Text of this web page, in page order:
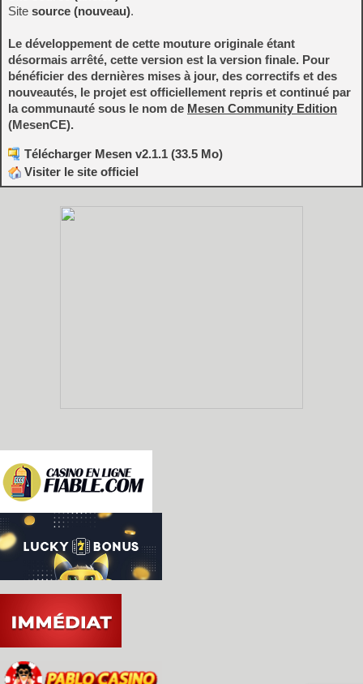
Site source (nouveau).
Le développement de cette mouture originale étant
désormais arrêté, cette version est la version finale. Pour
bénéficier des dernières mises à jour, des correctifs et des
nouveautés, le projet est officiellement repris et continué par
la communauté sous le nom de Mesen Community Edition
(MesenCE).
Télécharger Mesen v2.1.1 (33.5 Mo)
Visiter le site officiel